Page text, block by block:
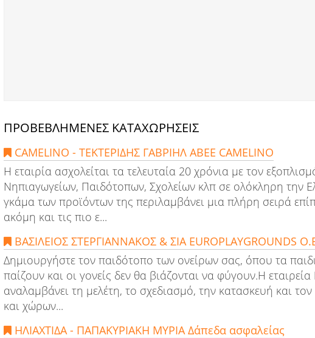
ΠΡΟΒΕΒΛΗΜΕΝΕΣ ΚΑΤΑΧΩΡΗΣΕΙΣ
CAMELINO - ΤΕΚΤΕΡΙΔΗΣ ΓΑΒΡΙΗΛ ΑΒΕΕ CAMELINO
Η εταιρία ασχολείται τα τελευταία 20 χρόνια με τον
Νηπιαγωγείων, Παιδότοπων, Σχολείων κλπ σε ολόκληρη την
γκάμα των προϊόντων της περιλαμβάνει μια πλήρη σειρά
ακόμη και τις πιο ε...
ΒΑΣΙΛΕΙΟΣ ΣΤΕΡΓΙΑΝΝΑΚΟΣ & ΣΙΑ EUROPLAYGROUNDS
Δημιουργήστε τον παιδότοπο των ονείρων σας, όπου τα
παίζουν και οι γονείς δεν θα βιάζονται να φύγουν.Η
αναλαμβάνει τη μελέτη, το σχεδιασμό, την κατασκευή και
και χώρων...
ΗΛΙΑΧΤΙΔΑ - ΠΑΠΑΚΥΡΙΑΚΗ ΜΥΡΙΑ Δάπεδα ασφαλείας